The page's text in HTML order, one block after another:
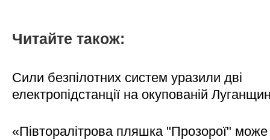
Читайте також:
Сили безпілотних систем уразили дві
електропідстанції на окупованій
«Півторалітрова пляшка "Прозорої" може